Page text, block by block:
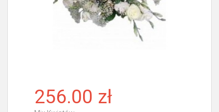
256.00 zł